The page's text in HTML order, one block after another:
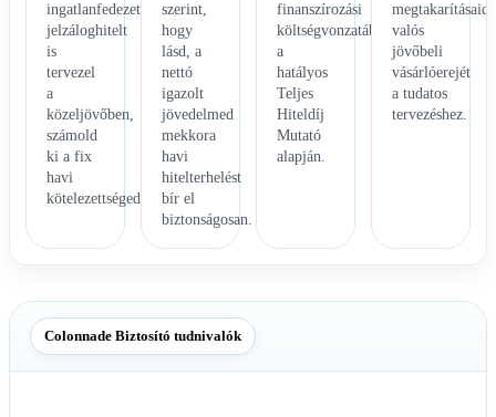
ingatlanfedezetű
jelzáloghitelt
is
tervezel
a
közeljövőben,
számold
ki a fix
havi
kötelezettségedet.
szerint,
hogy
lásd, a
nettó
igazolt
jövedelmed
mekkora
havi
hitelterhelést
bír el
biztonságosan.
finanszírozási
költségvonzatában
a
hatályos
Teljes
Hiteldíj
Mutató
alapján.
megtakarításaid
valós
jövőbeli
vásárlóerejét
a tudatos
tervezéshez.
Colonnade Biztosító tudnivalók